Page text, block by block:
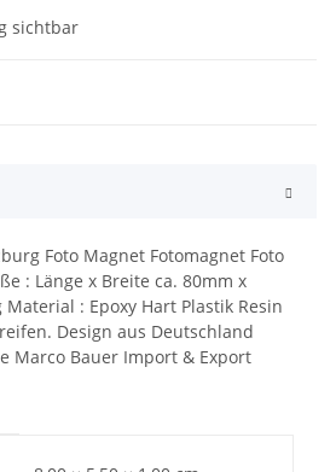
sichtbar
Foto Magnet Fotomagnet Foto
: Länge x Breite ca. 80mm x
: Epoxy Hart Plastik Resin
Design aus Deutschland
Marco Bauer Import & Export